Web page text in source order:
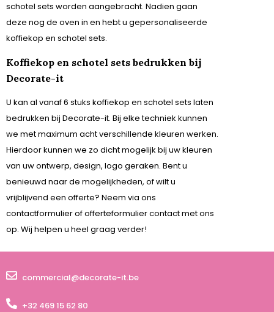
schotel sets worden aangebracht. Nadien gaan
deze nog de oven in en hebt u gepersonaliseerde
koffiekop en schotel sets.
Koffiekop en schotel sets bedrukken bij
Decorate-it
U kan al vanaf 6 stuks koffiekop en schotel sets laten
bedrukken bij Decorate-it. Bij elke techniek kunnen
we met maximum acht verschillende kleuren werken.
Hierdoor kunnen we zo dicht mogelijk bij uw kleuren
van uw ontwerp, design, logo geraken. Bent u
benieuwd naar de mogelijkheden, of wilt u
vrijblijvend een offerte? Neem via ons
contactformulier of offerteformulier contact met ons
op. Wij helpen u heel graag verder!
commercial@decorate-it.be
+32 469 15 62 80